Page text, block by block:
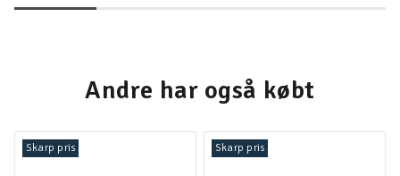
Andre har også købt
Skarp pris Skarp pris